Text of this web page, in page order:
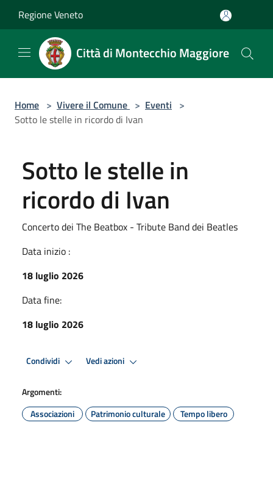
Regione Veneto
Città di Montecchio Maggiore
Home > Vivere il Comune > Eventi >
Sotto le stelle in ricordo di Ivan
Sotto le stelle in
ricordo di Ivan
Concerto dei The Beatbox - Tribute Band dei Beatles
Data inizio :
18 luglio 2026
Data fine:
18 luglio 2026
Condividi Vedi azioni
Argomenti:
Associazioni
Patrimonio culturale Tempo libero